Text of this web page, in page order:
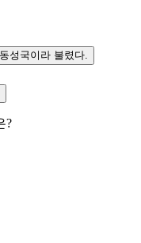
성국이라 불렸다.
?